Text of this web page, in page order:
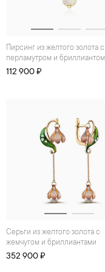
Пирсинг из желтого золота с
перламутром и бриллиантом
112 900 ₽
Серьги из желтого золота с
жемчугом и бриллиантами
352 900 ₽